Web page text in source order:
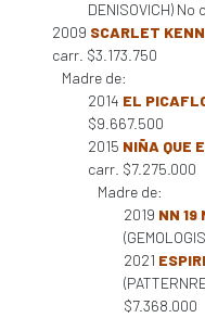
DENISOVICH) No
2009 SCARLET
carr. $3.173.750
Madre de:
2014 EL
$9.667.500
2015 NIÑA QUE
carr. $7.275.000
Madre de:
2019 NN 19
2021
$7.368.000